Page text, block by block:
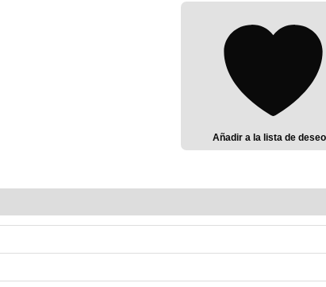
Añadir a la lista de